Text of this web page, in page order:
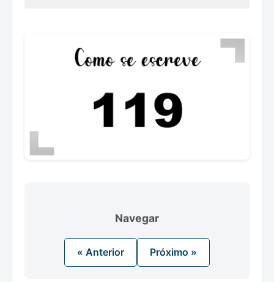
Navegar
« Anterior Próximo »